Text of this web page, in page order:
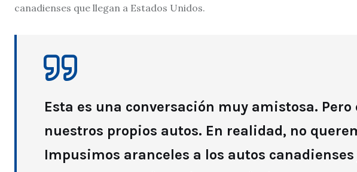
canadienses que llegan a Estados Unidos.
Esta es una conversación muy amistosa.
nuestros propios autos. En realidad, no
Impusimos aranceles a los autos